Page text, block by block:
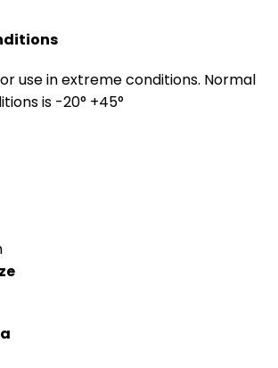
use in extreme conditions. Normal
is -20° +45°